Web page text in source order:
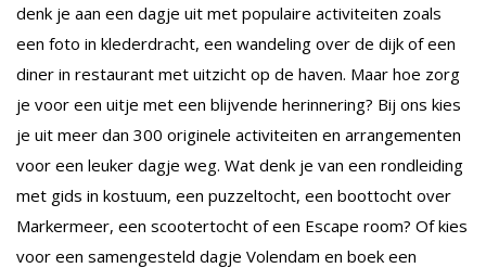
denk je aan een dagje uit met populaire activiteiten zoals
een foto in klederdracht, een wandeling over de dijk of een
diner in restaurant met uitzicht op de haven. Maar hoe zorg
je voor een uitje met een blijvende herinnering? Bij ons kies
je uit meer dan 300 originele activiteiten en arrangementen
voor een leuker dagje weg. Wat denk je van een rondleiding
met gids in kostuum, een puzzeltocht, een boottocht over
Markermeer, een scootertocht of een Escape room? Of kies
voor een samengesteld dagje Volendam en boek een